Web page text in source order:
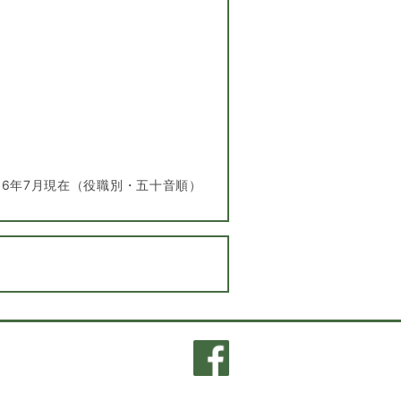
年7月現在（役職別・五十音順）